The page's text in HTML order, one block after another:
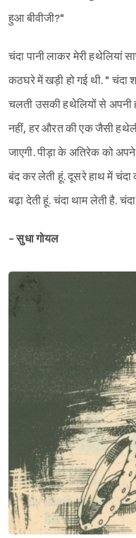
हुआ बीवीजी?"
चंदा पानी लाकर मेरी
कठघरे में खड़ी हो गई थी. " चंदा
चलती उसकी हथेलियों से अपनी
नहीं, हर औरत की एक जैसी
जाएगी. पीड़ा के अतिरेक को
बंद कर लेती हूं. दूसरे हाथ में चंदा
बढ़ा देती हूं. चंदा थाम लेती है.
- सुधा गोयल